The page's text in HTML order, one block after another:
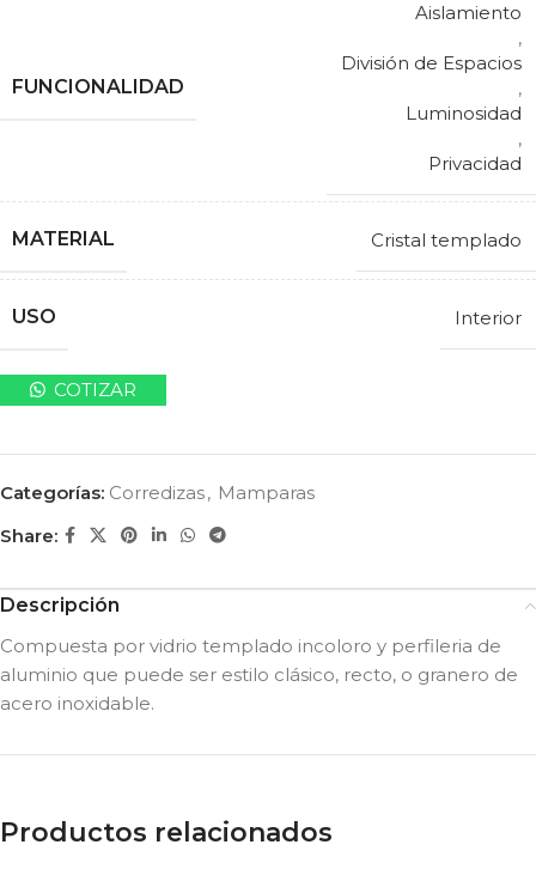
FUNCIONALIDAD
Aislamiento
,
División de Espacios
,
Luminosidad
,
Privacidad
MATERIAL Cristal templado
USO Interior
COTIZAR
Categorías: Corredizas, Mamparas
Share:
Descripción
Compuesta por vidrio templado incoloro y perfileria de
aluminio que puede ser estilo clásico, recto, o granero de
acero inoxidable.
Productos relacionados